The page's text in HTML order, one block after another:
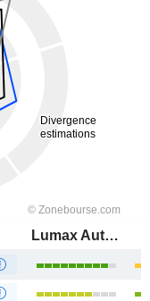
Lumax Auto Technologies Limited